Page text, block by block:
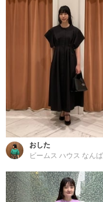
おした
ビームス ハウス なんば